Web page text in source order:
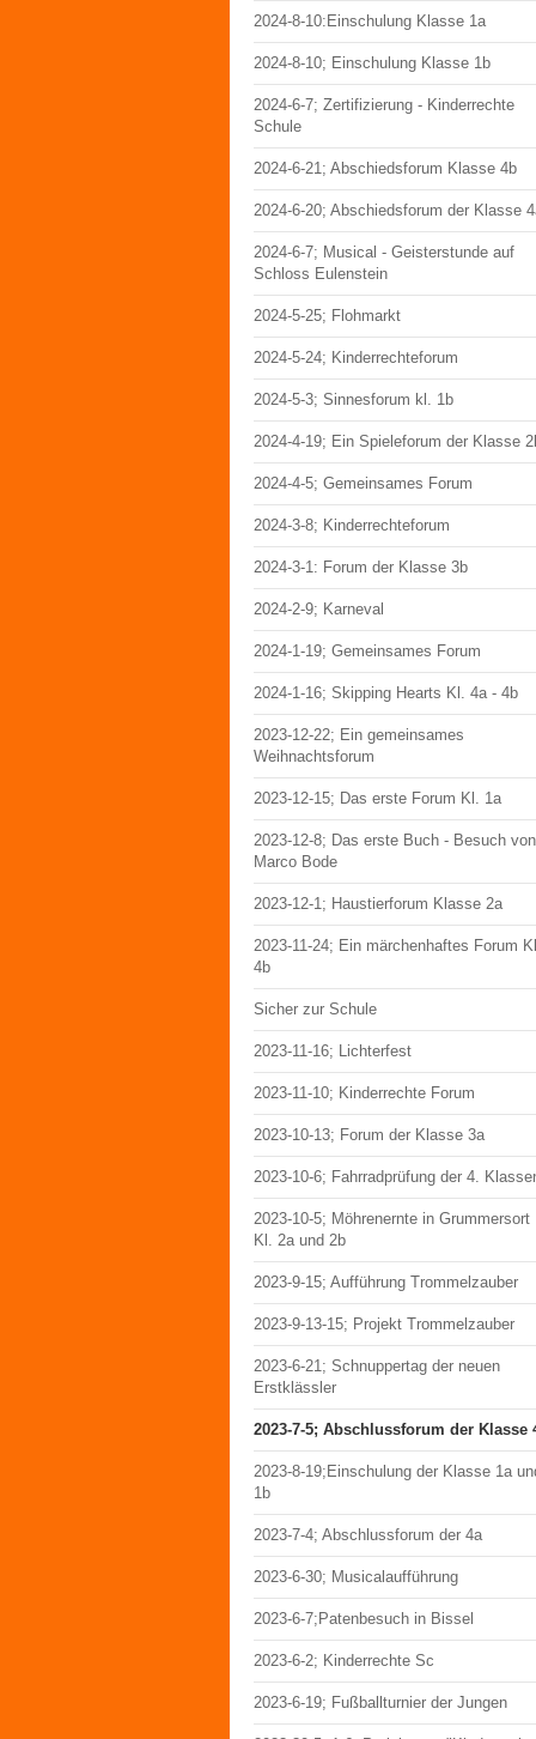
2024-8-10:Einschulung Klasse 1a
2024-8-10; Einschulung Klasse 1b
2024-6-7; Zertifizierung - Kinderrechte
Schule
2024-6-21; Abschiedsforum Klasse 4b
2024-6-20; Abschiedsforum der Klasse
2024-6-7; Musical - Geisterstunde auf
Schloss Eulenstein
2024-5-25; Flohmarkt
2024-5-24; Kinderrechteforum
2024-5-3; Sinnesforum kl. 1b
2024-4-19; Ein Spieleforum der Klasse
2024-4-5; Gemeinsames Forum
2024-3-8; Kinderrechteforum
2024-3-1: Forum der Klasse 3b
2024-2-9; Karneval
2024-1-19; Gemeinsames Forum
2024-1-16; Skipping Hearts Kl. 4a - 4b
2023-12-22; Ein gemeinsames
Weihnachtsforum
2023-12-15; Das erste Forum Kl. 1a
2023-12-8; Das erste Buch - Besuch von
Marco Bode
2023-12-1; Haustierforum Klasse 2a
2023-11-24; Ein märchenhaftes Forum
4b
Sicher zur Schule
2023-11-16; Lichterfest
2023-11-10; Kinderrechte Forum
2023-10-13; Forum der Klasse 3a
2023-10-6; Fahrradprüfung der 4.
2023-10-5; Möhrenernte in Grummersort
Kl. 2a und 2b
2023-9-15; Aufführung Trommelzauber
2023-9-13-15; Projekt Trommelzauber
2023-6-21; Schnuppertag der neuen
Erstklässler
2023-7-5; Abschlussforum der Klasse
2023-8-19;Einschulung der Klasse 1a
1b
2023-7-4; Abschlussforum der 4a
2023-6-30; Musicalaufführung
2023-6-7;Patenbesuch in Bissel
2023-6-2; Kinderrechte Sc
2023-6-19; Fußballturnier der Jungen